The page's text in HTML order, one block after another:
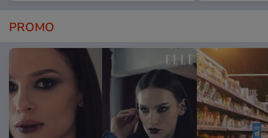
PROMO